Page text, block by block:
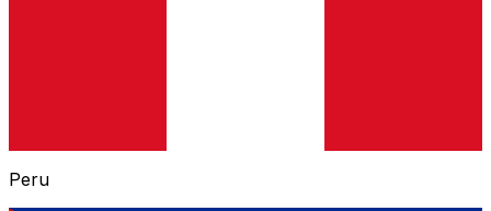
Peru